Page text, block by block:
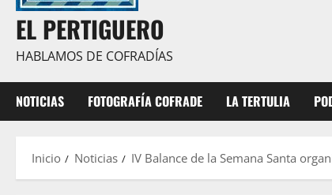
EL PERTIGUERO
HABLAMOS DE COFRADÍAS
NOTICIAS FOTOGRAFÍA COFRADE LA TERTULIA
Inicio Noticias IV Balance de la Semana Santa